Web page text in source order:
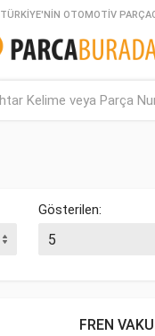
TÜRKIYE'NIN OTOMOTIV
Gösterilen:
FREN